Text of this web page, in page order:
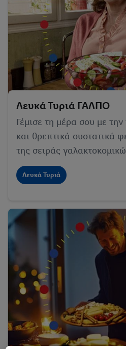
Λευκά Τυριά ΓΑΛΠΟ
Γέμισε τη μέρα σου με
και θρεπτικά συστατικά
της σειράς
Λευκά Τυριά